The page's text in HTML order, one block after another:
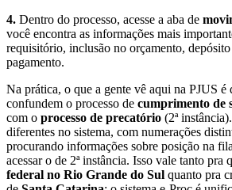
4. Dentro do processo, acesse a aba de
você encontra as informações mais
requisitório, inclusão no orçamento,
pagamento.
Na prática, o que a gente vê aqui na PJUS é
confundem o processo de cumprimento de
com o processo de precatório (2ª
diferentes no sistema, com numerações
procurando informações sobre posição na
acessar o de 2ª instância. Isso vale tanto pra
federal no Rio Grande do Sul quanto pra